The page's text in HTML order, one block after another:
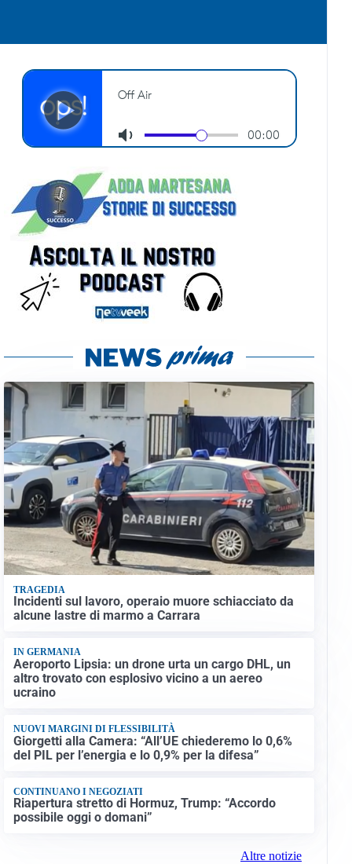
TRAGEDIA
Incidenti sul lavoro, operaio muore schiacciato da
alcune lastre di marmo a Carrara
IN GERMANIA
Aeroporto Lipsia: un drone urta un cargo DHL, un
altro trovato con esplosivo vicino a un aereo
ucraino
NUOVI MARGINI DI FLESSIBILITÀ
Giorgetti alla Camera: “All’UE chiederemo lo 0,6%
del PIL per l’energia e lo 0,9% per la difesa”
CONTINUANO I NEGOZIATI
Riapertura stretto di Hormuz, Trump: “Accordo
possibile oggi o domani”
Altre notizie